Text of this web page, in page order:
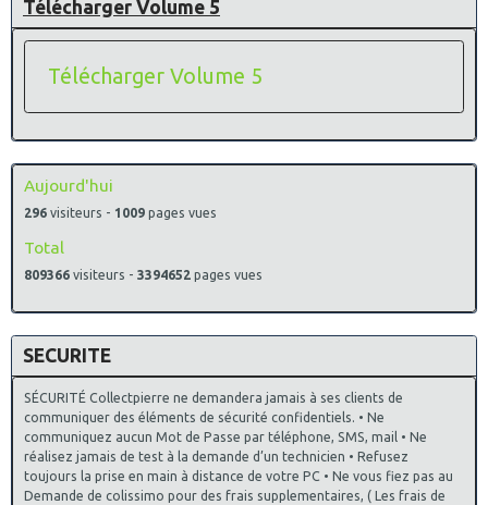
Télécharger Volume 5
Télécharger Volume 5
Aujourd'hui
296 visiteurs - 1009 pages vues
Total
809366 visiteurs - 3394652 pages vues
SECURITE
SÉCURITÉ Collectpierre ne demandera jamais à ses clients de
communiquer des éléments de sécurité confidentiels. • Ne
communiquez aucun Mot de Passe par téléphone, SMS, mail • Ne
réalisez jamais de test à la demande d’un technicien • Refusez
toujours la prise en main à distance de votre PC • Ne vous fiez pas au
Demande de colissimo pour des frais supplementaires, ( Les frais de